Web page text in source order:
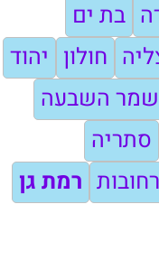
בת ים
חולון יהוד
השבעה
סתריה
רחובות רמת גן